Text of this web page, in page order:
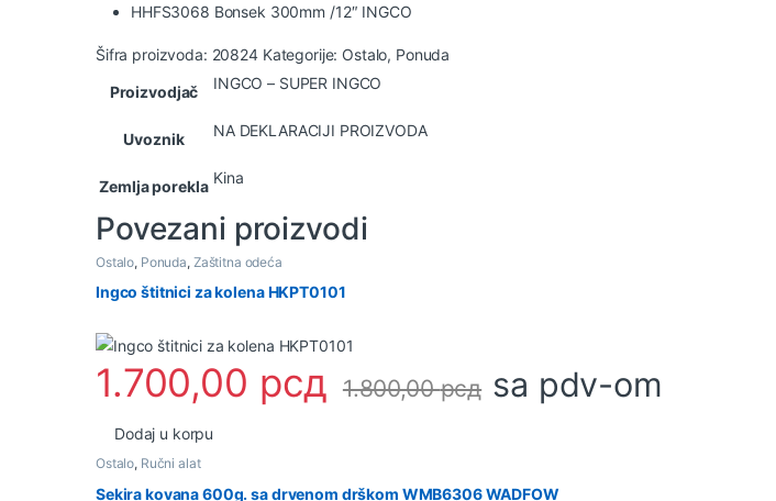
HHFS3068 Bonsek 300mm /12″ INGCO
Šifra proizvoda: 20824 Kategorije: Ostalo, Ponuda
Proizvodjač
INGCO – SUPER INGCO
Uvoznik NA DEKLARACIJI PROIZVODA
Zemlja porekla Kina
Povezani proizvodi
Ostalo, Ponuda, Zaštitna odeća
Ingco štitnici za kolena HKPT0101
1.700,00 рсд 1.800,00рсд sa pdv-om
Dodaj u korpu
Ostalo, Ručni alat
Sekira kovana 600g. sa drvenom drškom WMB6306 WADFOW